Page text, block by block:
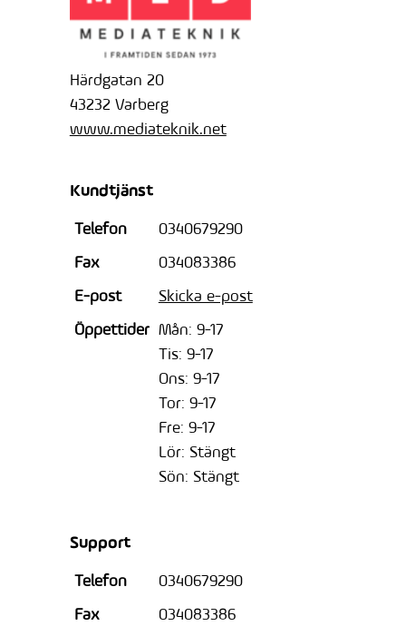
Härdgatan 20
43232 Varberg
www.mediateknik.net
Kundtjänst
Telefon
0340679290
Fax
034083386
E-post
Skicka e-post
Öppettider Mån: 9-17
Tis: 9-17
Ons: 9-17
Tor: 9-17
Fre: 9-17
Lör: Stängt
Sön: Stängt
Support
Telefon
0340679290
Fax
034083386